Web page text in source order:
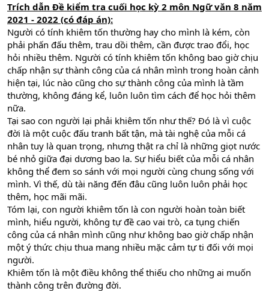
Trích dẫn Đề kiểm tra cuối học kỳ 2 môn Ngữ văn 8 năm
2021 - 2022 (có đáp án):
Người có tính khiêm tốn thường hay cho mình là kém, còn
phải phấn đấu thêm, trau dồi thêm, cần được trao đổi, học
hỏi nhiều thêm. Người có tính khiêm tốn không bao giờ chịu
chấp nhận sự thành công của cá nhân mình trong hoàn cảnh
hiện tại, lúc nào cũng cho sự thành công của mình là tầm
thường, không đáng kể, luôn luôn tìm cách để học hỏi thêm
nữa.
Tại sao con người lại phải khiêm tốn như thế? Đó là vì cuộc
đời là một cuộc đấu tranh bất tận, mà tài nghệ của mỗi cá
nhân tuy là quan trọng, nhưng thật ra chỉ là những giọt nước
bé nhỏ giữa đại dương bao la. Sự hiểu biết của mỗi cá nhân
không thể đem so sánh với mọi người cùng chung sống với
mình. Vì thế, dù tài năng đến đâu cũng luôn luôn phải học
thêm, học mãi mãi.
Tóm lại, con người khiêm tốn là con người hoàn toàn biết
mình, hiểu người, không tự đề cao vai trò, ca tụng chiến
công của cá nhân mình cũng như không bao giờ chấp nhận
một ý thức chịu thua mang nhiều mặc cảm tự ti đối với mọi
người.
Khiêm tốn là một điều không thể thiếu cho những ai muốn
thành công trên đường đời.